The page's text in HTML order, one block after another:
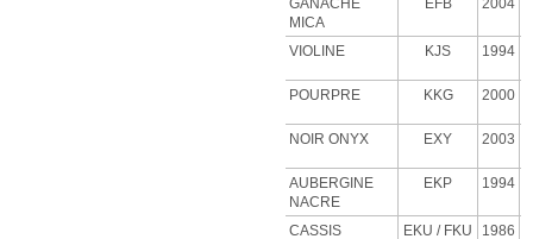
GANACHE
MICA
EFB 2004
VIOLINE KJS 1994
POURPRE KKG 2000
NOIR ONYX EXY 2003
AUBERGINE
NACRE
EKP 1994
CASSIS
EKU / FKU 1986